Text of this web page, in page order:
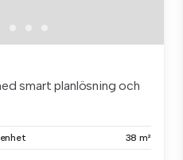
smart planlösning och
38 m²